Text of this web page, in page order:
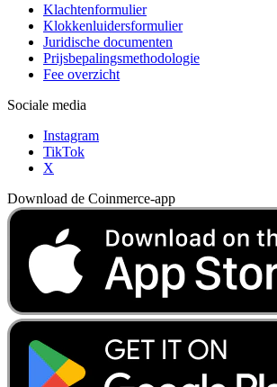
Klachtenformulier
Klokkenluidersformulier
Juridische documenten
Prijsbepalingsmethodologie
Fee overzicht
Sociale media
Instagram
TikTok
X
Download de Coinmerce-app